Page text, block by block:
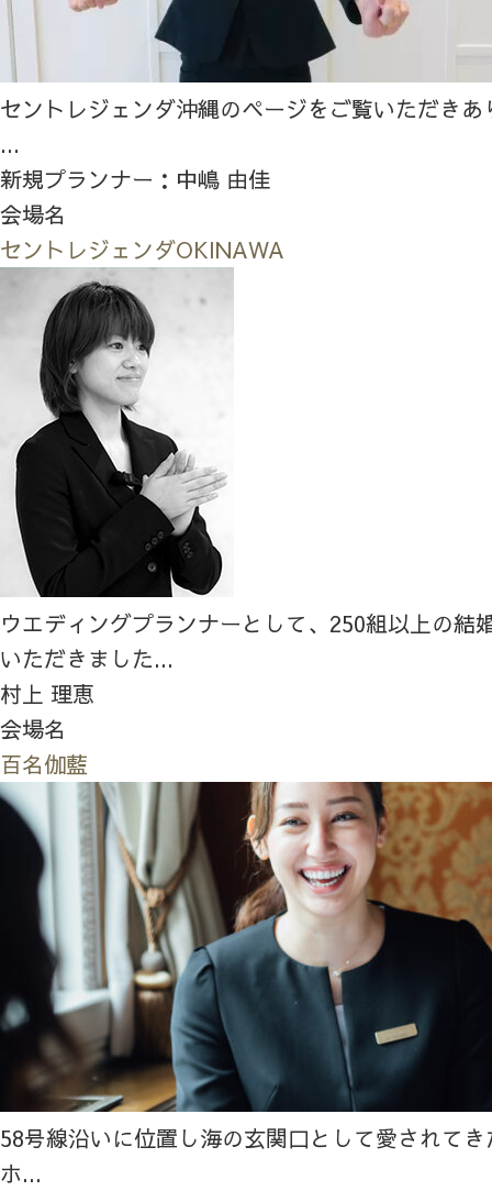
セントレジェンダ沖縄のページをご覧いただき
...
新規プランナー：中嶋 由佳
会場名
セントレジェンダOKINAWA
ウエディングプランナーとして、250組以上の結
いただきました...
村上 理恵
会場名
百名伽藍
58号線沿いに位置し海の玄関口として愛されて
ホ...